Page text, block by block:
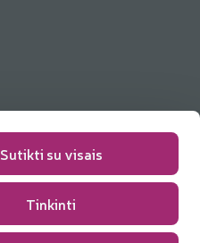
Sutikti su visais
Tinkinti
0,00 €